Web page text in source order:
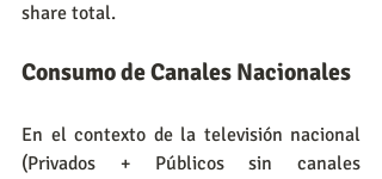
share total.
Consumo de Canales Nacionales
En el contexto de la televisión nacional
(Privados + Públicos sin canales